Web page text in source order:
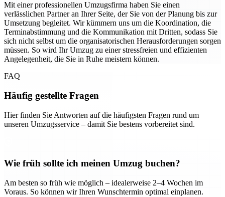
Mit einer professionellen Umzugsfirma haben Sie einen
verlässlichen Partner an Ihrer Seite, der Sie von der Planung bis zur
Umsetzung begleitet. Wir kümmern uns um die Koordination, die
Terminabstimmung und die Kommunikation mit Dritten, sodass Sie
sich nicht selbst um die organisatorischen Herausforderungen sorgen
müssen. So wird Ihr Umzug zu einer stressfreien und effizienten
Angelegenheit, die Sie in Ruhe meistern können.
FAQ
Häufig gestellte Fragen
Hier finden Sie Antworten auf die häufigsten Fragen rund um
unseren Umzugsservice – damit Sie bestens vorbereitet sind.
Wie früh sollte ich meinen Umzug buchen?
Am besten so früh wie möglich – idealerweise 2–4 Wochen im
Voraus. So können wir Ihren Wunschtermin optimal einplanen.